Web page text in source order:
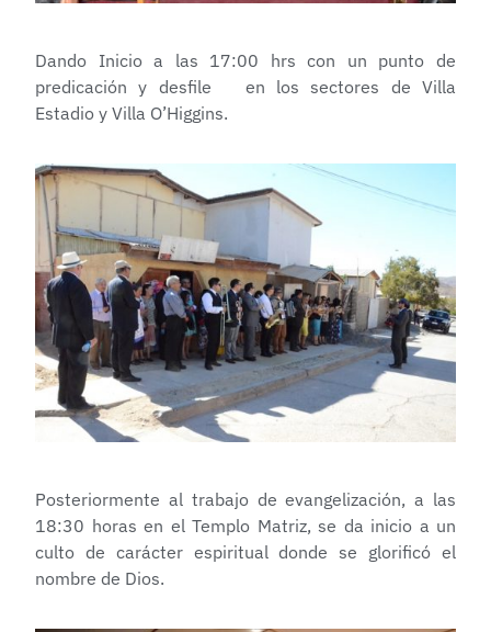
Dando Inicio a las 17:00 hrs con un punto de
predicación y desfile en los sectores de Villa
Estadio y Villa O’Higgins.
Posteriormente al trabajo de evangelización, a las
18:30 horas en el Templo Matriz, se da inicio a un
culto de carácter espiritual donde se glorificó el
nombre de Dios.